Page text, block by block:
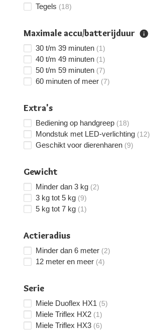
Tegels (18)
Maximale accu/batterijduur
30 t/m 39 minuten (1)
40 t/m 49 minuten (1)
50 t/m 59 minuten (7)
60 minuten of meer (7)
Extra's
Bediening op handgreep (18)
Mondstuk met LED-verlichting (12)
Geschikt voor dierenharen (9)
Gewicht
Minder dan 3 kg (2)
3 kg tot 5 kg (9)
5 kg tot 7 kg (1)
Actieradius
Minder dan 6 meter (2)
12 meter en meer (4)
Serie
Miele Duoflex HX1 (5)
Miele Triflex HX2 (1)
Miele Triflex HX3 (6)